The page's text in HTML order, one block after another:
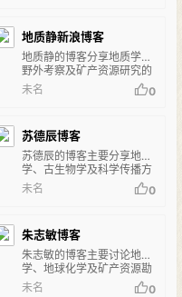
地质静新浪博客
地质静的博客分享地质学、
野外考察及矿产资源研究的
实践经验和学术见解。
未名 0
苏德辰博客
苏德辰的博客主要分享地质
学、古生物学及科学传播方
面的研究和科普内容。
未名 0
朱志敏博客
朱志敏的博客主要讨论地质
学、地球化学及矿产资源勘
查的学术研究和案例分析。
未名 0